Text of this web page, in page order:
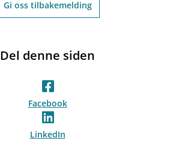
Gi oss tilbakemelding
Del denne siden
Facebook
LinkedIn